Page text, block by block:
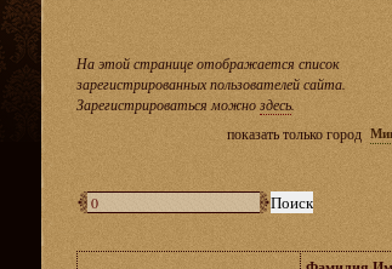
На этой странице отображается список
зарегистрированных пользователей сайта.
Зарегистрироваться можноздесь.
показать только город